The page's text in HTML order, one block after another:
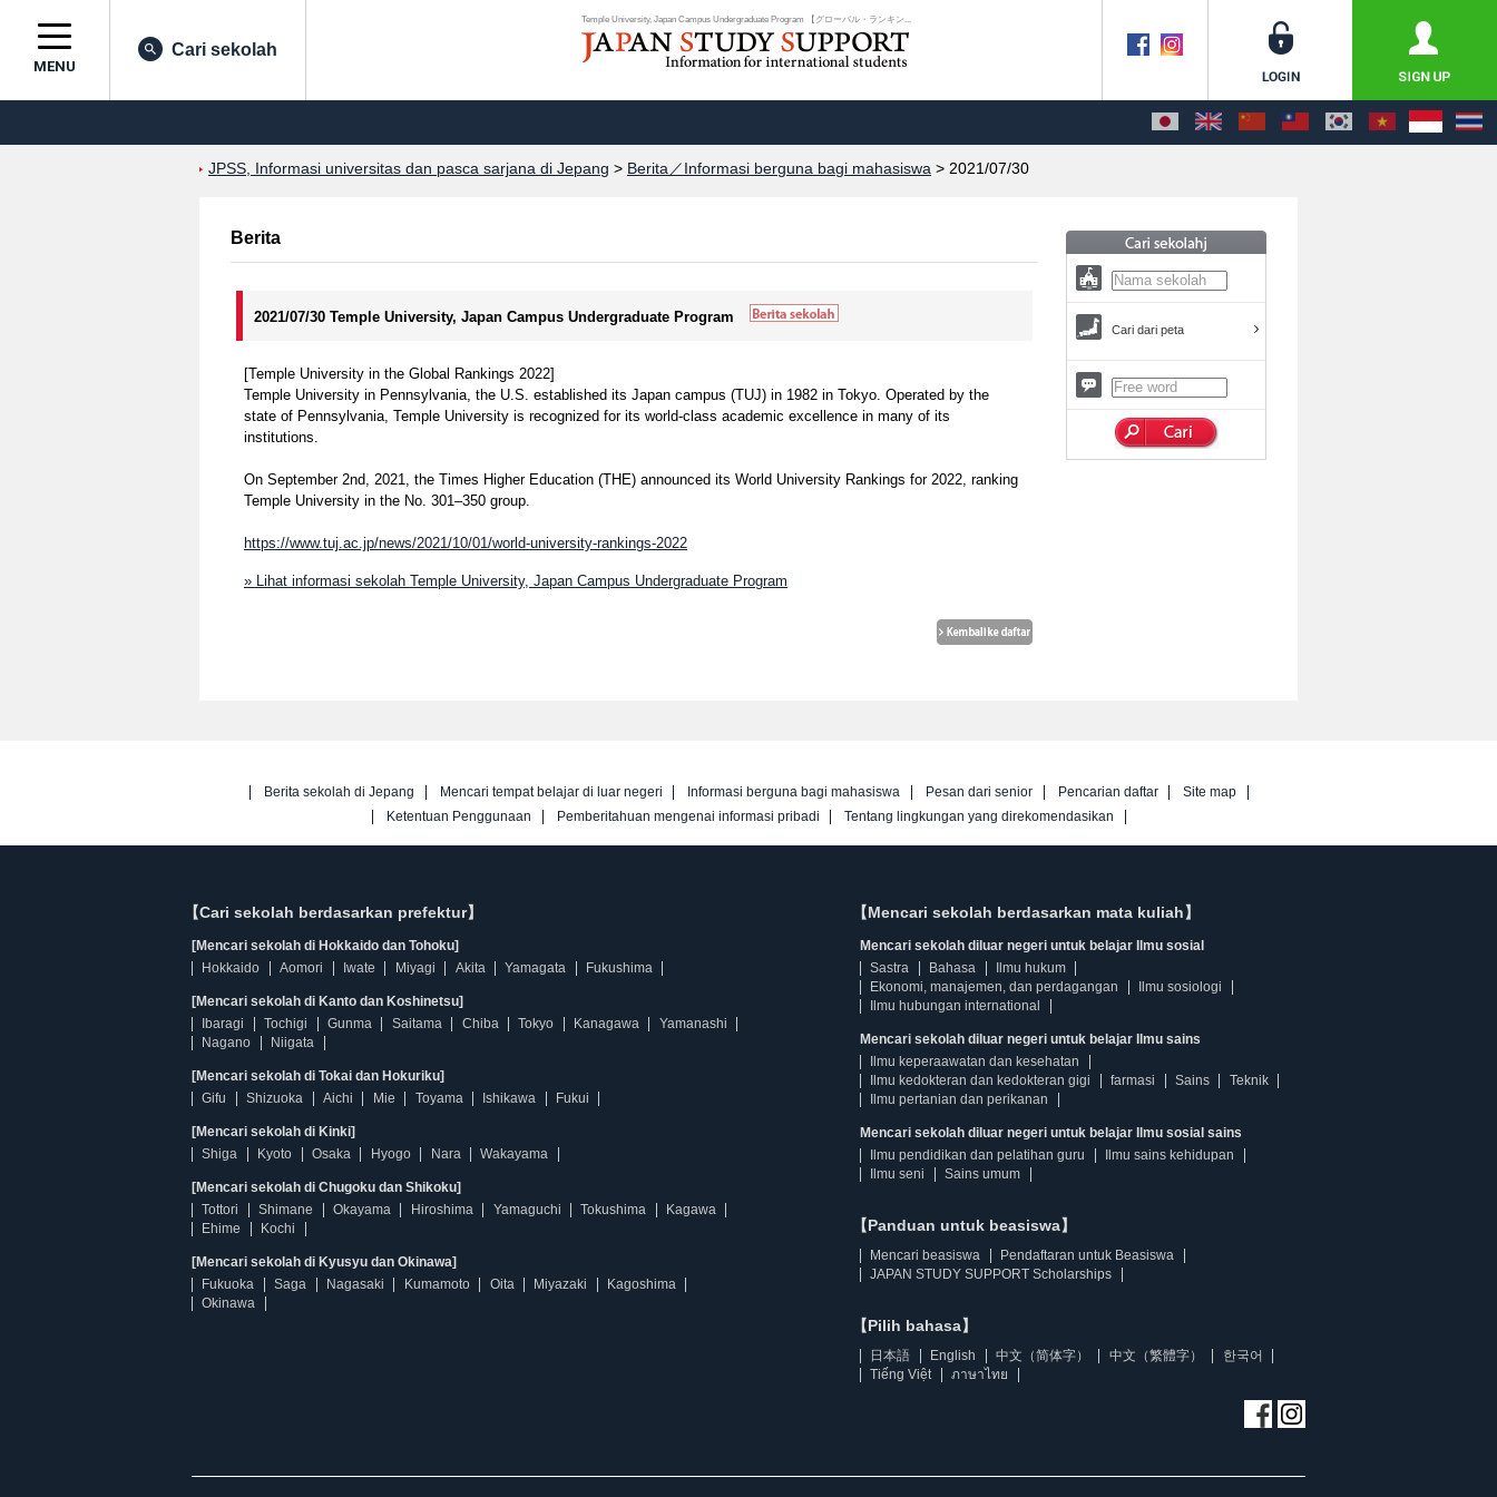
Temple University, Japan Campus Undergraduate Program 【グローバル・ランキン...
MENU
Cari sekolah
JPSS, Informasi universitas dan pasca sarjana di Jepang > Berita／Informasi berguna bagi mahasiswa > 2021/07/30
Berita
2021/07/30 Temple University, Japan Campus Undergraduate Program
[Temple University in the Global Rankings 2022]
Temple University in Pennsylvania, the U.S. established its Japan campus (TUJ) in 1982 in Tokyo. Operated by the
state of Pennsylvania, Temple University is recognized for its world-class academic excellence in many of its
institutions.
On September 2nd, 2021, the Times Higher Education (THE) announced its World University Rankings for 2022, ranking
Temple University in the No. 301–350 group.
https://www.tuj.ac.jp/news/2021/10/01/world-university-rankings-2022
» Lihat informasi sekolah Temple University, Japan Campus Undergraduate Program
Cari dari peta
Berita sekolah di Jepang Mencari tempat belajar di luar negeri Informasi berguna bagi mahasiswa Pesan dari senior Pencarian daftar
Site map
Ketentuan Penggunaan
Pemberitahuan mengenai informasi pribadi Tentang lingkungan yang direkomendasikan
【Cari sekolah berdasarkan prefektur】
[Mencari sekolah di Hokkaido dan Tohoku]
Hokkaido
Aomori Iwate Miyagi Akita Yamagata Fukushima
[Mencari sekolah di Kanto dan Koshinetsu]
Ibaragi
Tochigi Gunma Saitama Chiba Tokyo Kanagawa
Yamanashi
Nagano
Niigata
[Mencari sekolah di Tokai dan Hokuriku]
Gifu
Shizuoka Aichi Mie Toyama Ishikawa Fukui
[Mencari sekolah di Kinki]
Shiga
Kyoto Osaka Hyogo Nara Wakayama
[Mencari sekolah di Chugoku dan Shikoku]
Tottori
Shimane Okayama Hiroshima Yamaguchi Tokushima
Kagawa
Ehime
Kochi
[Mencari sekolah di Kyusyu dan Okinawa]
Fukuoka
Saga Nagasaki Kumamoto Oita Miyazaki
Kagoshima
Okinawa
【Mencari sekolah berdasarkan mata kuliah】
Mencari sekolah diluar negeri untuk belajar Ilmu sosial
Sastra
Bahasa
Ilmu hukum
Ekonomi, manajemen, dan perdagangan
Ilmu sosiologi
Ilmu hubungan international
Mencari sekolah diluar negeri untuk belajar Ilmu sains
Ilmu keperaawatan dan kesehatan
Ilmu kedokteran dan kedokteran gigi
farmasi Sains
Teknik
Ilmu pertanian dan perikanan
Mencari sekolah diluar negeri untuk belajar Ilmu sosial sains
Ilmu pendidikan dan pelatihan guru
Ilmu sains kehidupan
Ilmu seni
Sains umum
【Panduan untuk beasiswa】
Mencari beasiswa
Pendaftaran untuk Beasiswa
JAPAN STUDY SUPPORT Scholarships
【Pilih bahasa】
日本語 English 中文（简体字） 中文（繁體字）
한국어
Tiếng Việt
ภาษาไทย